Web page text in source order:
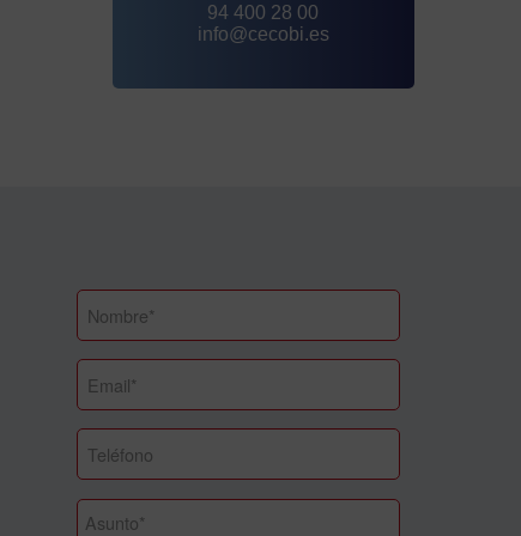
94 400 28 00
info@cecobi.es